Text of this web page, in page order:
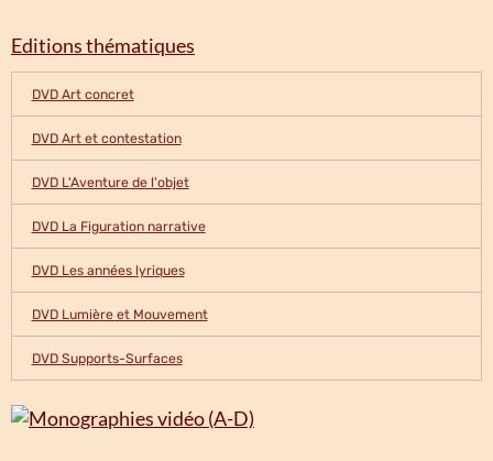
Editions thématiques
DVD Art concret
DVD Art et contestation
DVD L'Aventure de l'objet
DVD La Figuration narrative
DVD Les années lyriques
DVD Lumière et Mouvement
DVD Supports-Surfaces